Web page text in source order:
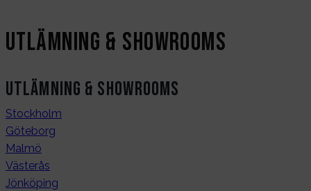
Utlämning & Showrooms
Utlämning & Showrooms
Stockholm
Göteborg
Malmö
Västerås
Jönköping